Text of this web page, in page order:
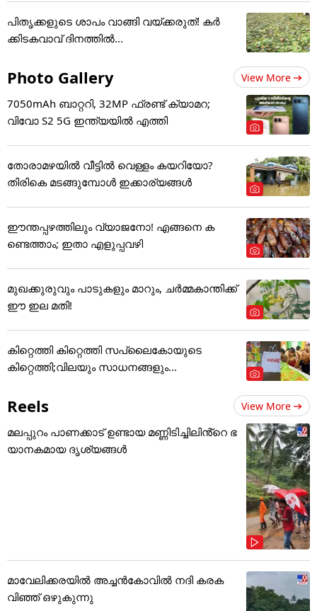
പിതൃക്കളുടെ ശാപം വാങ്ങി വയ്ക്കരുത്! കർ
ക്കിടകവാവ് ദിനത്തിൽ...
Photo Gallery View More
7050mAh ബാറ്ററി, 32MP ഫ്രണ്ട് ക്യാമറ;
വിവോ S2 5G ഇന്ത്യയിൽ എത്തി
തോരാമഴയിൽ വീട്ടിൽ വെള്ളം കയറിയോ?
തിരികെ മടങ്ങുമ്പോൾ ഇക്കാര്യങ്ങൾ
ഈന്തപ്പഴത്തിലും വ്യാജനോ! എങ്ങനെ ക
ണ്ടെത്താം; ഇതാ എളുപ്പവഴി
മുഖക്കുരുവും പാടുകളും മാറും, ചർമ്മകാന്തിക്ക്
ഈ ഇല മതി!
കിറ്റെത്തി കിറ്റെത്തി സപ്ലൈകോയുടെ
കിറ്റെത്തി;വിലയും സാധനങ്ങളും...
Reels View More
മലപ്പുറം പാണക്കാട് ഉണ്ടായ മണ്ണിടിച്ചിലിൻ്റെ ഭ
യാനകമായ ദൃശ്യങ്ങൾ
മാവേലിക്കരയിൽ അച്ചൻകോവിൽ നദി കരക
വിഞ്ഞ് ഒഴുകുന്നു